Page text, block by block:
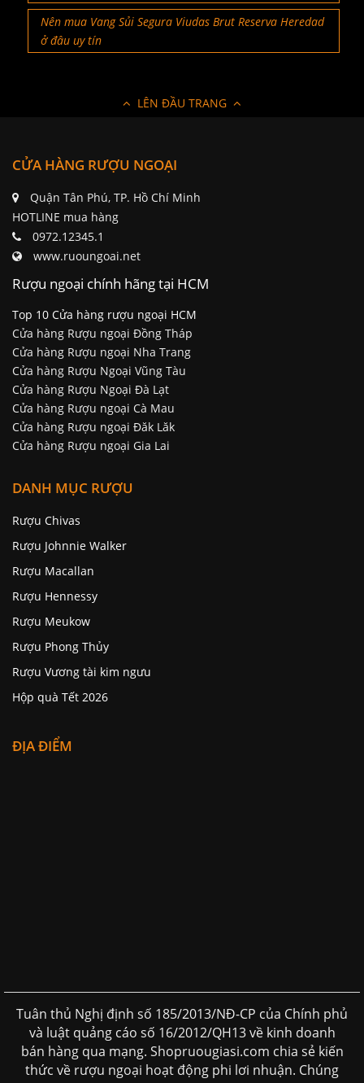
Nên mua Vang Sủi Segura Viudas Brut Reserva Heredad
ở đâu uy tín
LÊN ĐẦU TRANG
CỬA HÀNG RƯỢU NGOẠI
Quận Tân Phú, TP. Hồ Chí Minh
HOTLINE mua hàng
0972.12345.1
www.ruoungoai.net
Rượu ngoại chính hãng tại HCM
Top 10 Cửa hàng rượu ngoại HCM
Cửa hàng Rượu ngoại Đồng Tháp
Cửa hàng Rượu ngoại Nha Trang
Cửa hàng Rượu Ngoại Vũng Tàu
Cửa hàng Rượu Ngoại Đà Lạt
Cửa hàng Rượu ngoại Cà Mau
Cửa hàng Rượu ngoại Đăk Lăk
Cửa hàng Rượu ngoại Gia Lai
DANH MỤC RƯỢU
Rượu Chivas
Rượu Johnnie Walker
Rượu Macallan
Rượu Hennessy
Rượu Meukow
Rượu Phong Thủy
Rượu Vương tài kim ngưu
Hộp quà Tết 2026
ĐỊA ĐIỂM
Tuân thủ Nghị định số 185/2013/NĐ-CP của Chính phủ
và luật quảng cáo số 16/2012/QH13 về kinh doanh
bán hàng qua mạng. Shopruougiasi.com chia sẻ kiến
thức về rượu ngoại hoạt động phi lơi nhuận. Chúng